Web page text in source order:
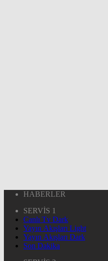
HABERLER
SERVİS 1
Canlı Tv Dark
Yayın Akışları Light
Yayın Akışları Dark
Son Dakika